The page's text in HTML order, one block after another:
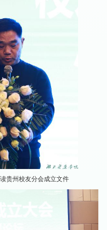
贵州校友分会成立文件